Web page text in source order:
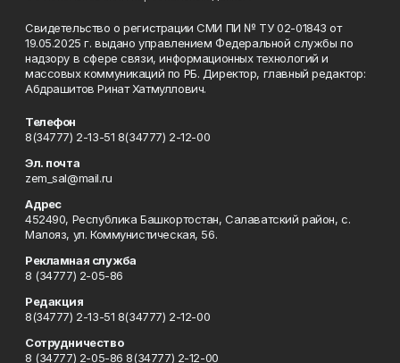
Свидетельство о регистрации СМИ ПИ № ТУ 02-01843 от
19.05.2025 г. выдано управлением Федеральной службы по
надзору в сфере связи, информационных технологий и
массовых коммуникаций по РБ. Директор, главный редактор:
Абдрашитов Ринат Хатмуллович.
Телефон
8(34777) 2-13-51 8(34777) 2-12-00
Эл. почта
zem_sal@mail.ru
Адрес
452490, Республика Башкортостан, Салаватский район, с.
Малояз, ул. Коммунистическая, 56.
Рекламная служба
8 (34777) 2-05-86
Редакция
8(34777) 2-13-51 8(34777) 2-12-00
Сотрудничество
8 (34777) 2-05-86 8(34777) 2-12-00